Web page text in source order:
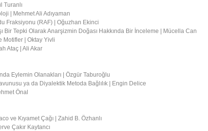
Turanlı
| Mehmet Ali Adıyaman
Fraksiyonu (RAF) | Oğuzhan Ekinci
Bir Tepki Olarak Anarşizmin Doğası Hakkında Bir İnceleme | Mücella Can
Motifler | Oktay Yivli
Ataç | Ali Akar
Eylemin Olanakları | Özgür Taburoğlu
ya da Diyalektik Metoda Bağlılık | Engin Delice
Önal
ve Kıyamet Çağı | Zahid B. Özhanlı
Çakır Kaytancı